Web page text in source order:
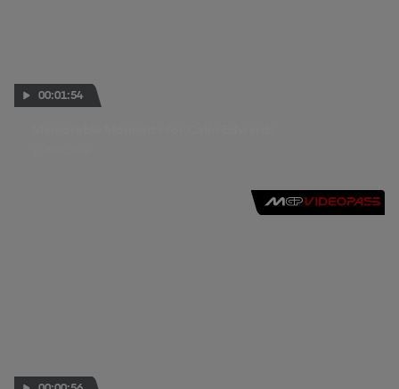
00:01:54